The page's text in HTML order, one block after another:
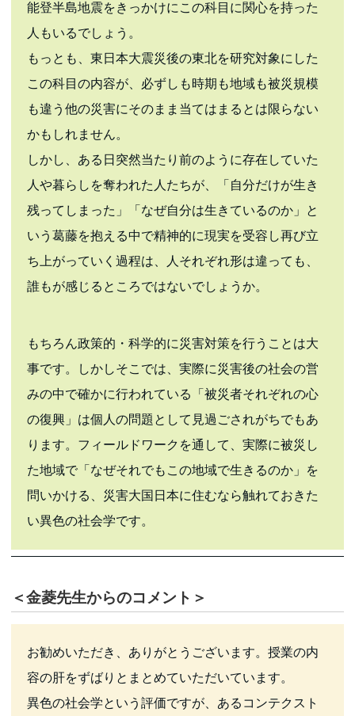
能登半島地震をきっかけにこの科目に関心を持った
人もいるでしょう。
もっとも、東日本大震災後の東北を研究対象にした
この科目の内容が、必ずしも時期も地域も被災規模
も違う他の災害にそのまま当てはまるとは限らない
かもしれません。
しかし、ある日突然当たり前のように存在していた
人や暮らしを奪われた人たちが、「自分だけが生き
残ってしまった」「なぜ自分は生きているのか」と
いう葛藤を抱える中で精神的に現実を受容し再び立
ち上がっていく過程は、人それぞれ形は違っても、
誰もが感じるところではないでしょうか。
もちろん政策的・科学的に災害対策を行うことは大
事です。しかしそこでは、実際に災害後の社会の営
みの中で確かに行われている「被災者それぞれの心
の復興」は個人の問題として見過ごされがちでもあ
ります。フィールドワークを通して、実際に被災し
た地域で「なぜそれでもこの地域で生きるのか」を
問いかける、災害大国日本に住むなら触れておきた
い異色の社会学です。
＜金菱先生からのコメント＞
お勧めいただき、ありがとうございます。授業の内
容の肝をずばりとまとめていただいています。
異色の社会学という評価ですが、あるコンテクスト